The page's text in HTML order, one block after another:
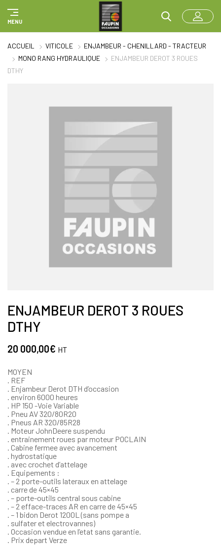
MENU
ACCUEIL VITICOLE
ENJAMBEUR - CHENILLARD - TRACTEUR
MONO RANG HYDRAULIQUE
ENJAMBEUR DEROT 3 ROUES
DTHY
ENJAMBEUR DEROT 3 ROUES
DTHY
20 000,00€ HT
MOYEN
. REF
. Enjambeur Derot DTH d’occasion
. environ 6000 heures
. HP 150 -Voie Variable
. Pneu AV 320/80R20
. Pneus AR 320/85R28
. Moteur JohnDeere suspendu
. entrainement roues par moteur POCLAIN
. Cabine fermee avec avancement
. hydrostatique
. avec crochet d’attelage
. Equipements :
. – 2 porte-outils lateraux en attelage
. carre de 45×45
. – porte-outils central sous cabine
. – 2 efface-traces AR en carre de 45×45
. – 1 bidon Derot 1200L (sans pompe a
. sulfater et electrovannes)
. Occasion vendue en l’etat sans garantie.
. Prix depart Verze
Panneau de gestion des cookies